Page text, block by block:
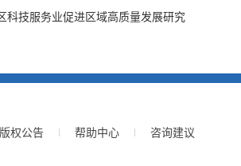
科技服务业促进区域高质量发展研究
版权公告 帮助中心 咨询建议